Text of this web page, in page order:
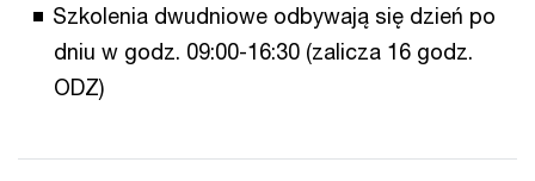
Szkolenia dwudniowe odbywają się dzień po
dniu w godz. 09:00-16:30 (zalicza 16 godz.
ODZ)